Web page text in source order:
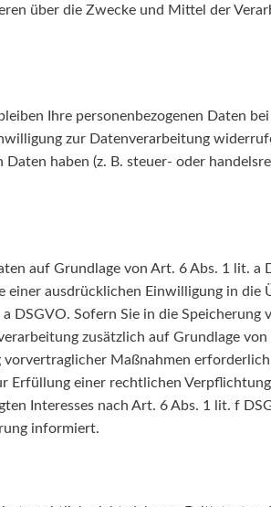
über die Zwecke und Mittel der
Ihre personenbezogenen Daten
zur Datenverarbeitung
haben (z. B. steuer- oder
auf Grundlage von Art. 6 Abs. 1 lit. a
ausdrücklichen Einwilligung in die
Sofern Sie in die Speicherung
zusätzlich auf Grundlage von
Maßnahmen
Erfüllung einer rechtlichen
Interesses nach Art. 6 Abs. 1 lit. f
informiert.